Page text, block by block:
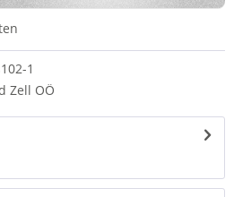
1
Zell OÖ